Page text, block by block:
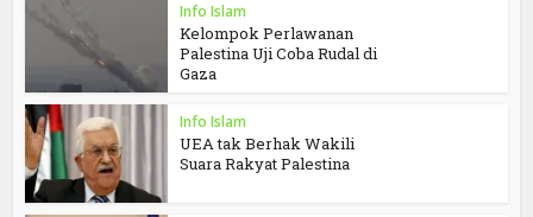
Info Islam
Kelompok Perlawanan
Palestina Uji Coba Rudal di
Gaza
Info Islam
UEA tak Berhak Wakili
Suara Rakyat Palestina